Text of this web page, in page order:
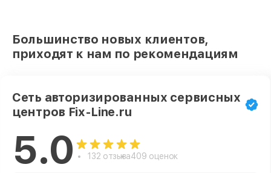
Большинство новых клиентов,
приходят к нам по рекомендациям
Сеть авторизированных сервисных
центров Fix-Line.ru
5.0 132 отзыва409 оценок